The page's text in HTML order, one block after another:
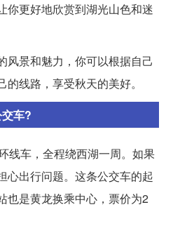
你更好地欣赏到湖光山色和迷
风景和魅力，你可以根据自己
线路，享受秋天的美好。
车?
线车，全程绕西湖一周。如果
心出行问题。这条公交车的起
也是黄龙换乘中心，票价为2